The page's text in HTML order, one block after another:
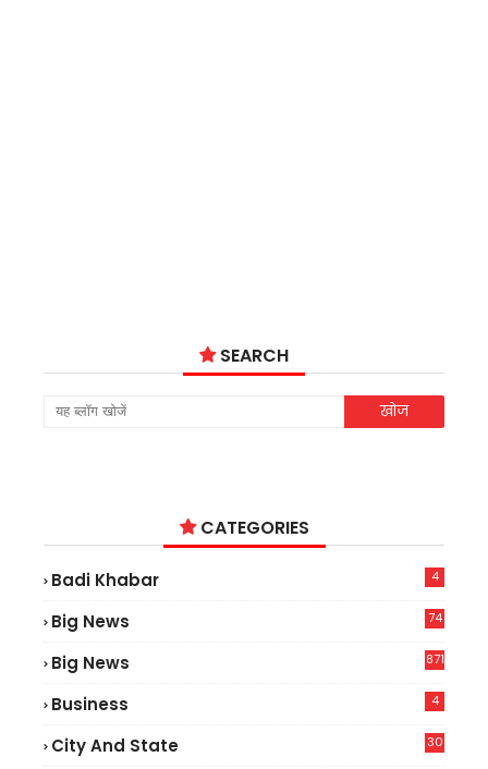
SEARCH
CATEGORIES
Badi Khabar 4
Big News
74
Big News 871
Business 4
City And State 30